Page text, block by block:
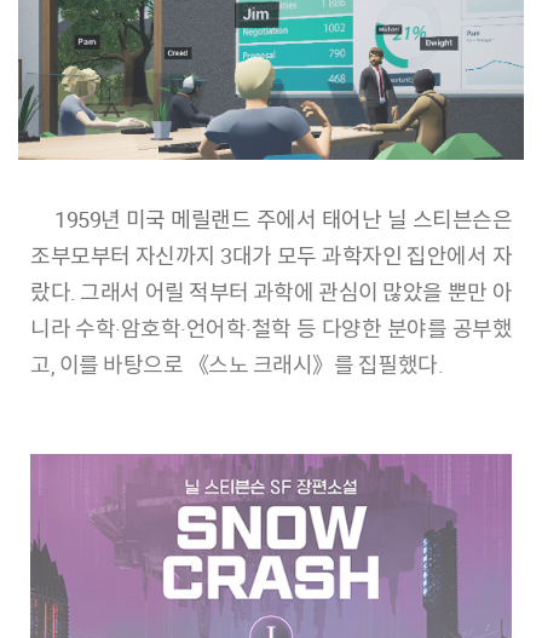
1959년 미국 메릴랜드 주에서 태어난 닐 스티븐슨은
조부모부터 자신까지 3대가 모두 과학자인 집안에서 자
랐다. 그래서 어릴 적부터 과학에 관심이 많았을 뿐만 아
니라 수학·암호학·언어학·철학 등 다양한 분야를 공부했
고, 이를 바탕으로 《스노 크래시》를 집필했다.